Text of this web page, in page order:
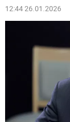
12:44 26.01.2026